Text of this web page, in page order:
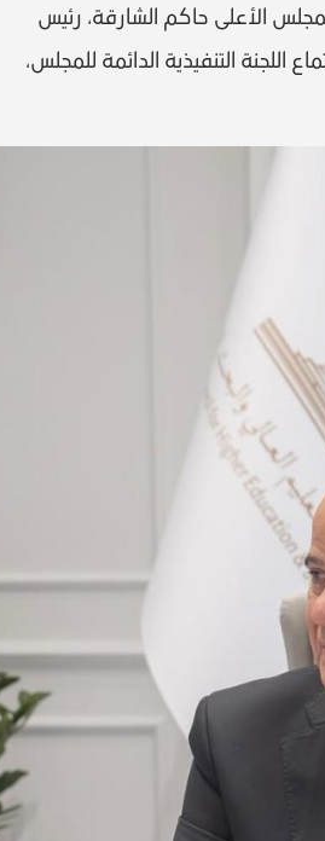
الأعلى حاكم الشارقة، رئيس
اللجنة التنفيذية الدائمة للمجلس،